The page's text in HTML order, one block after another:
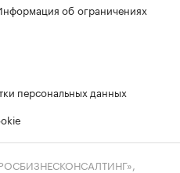
об ограничениях
персональных данных